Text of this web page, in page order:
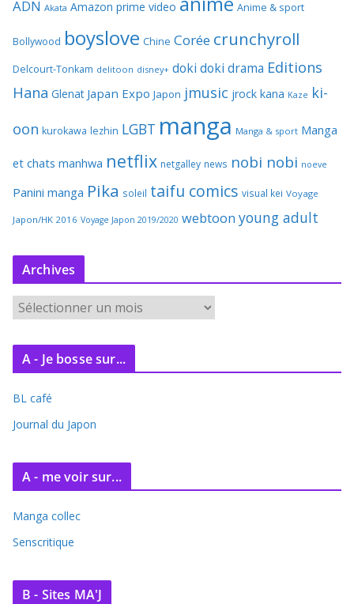
ADN Akata Amazon prime video Anime & sport
Bollywood boyslove Chine Corée crunchyroll
Delcourt-Tonkam delitoon disney+ doki doki drama Editions
Hana Glenat Japan Expo Japon jmusic jrock kana Kaze ki-
oon kurokawa lezhin LGBT manga Manga & sport Manga
et chats manhwa netflix netgalley news nobi nobi noeve
Panini manga Pika soleil taifu comics visual kei Voyage
Japon/HK 2016 Voyage Japon 2019/2020 webtoon young adult
Archives
r
c
v
e
A - Je bosse sur...
BL café
Journal du Japon
A - me voir sur...
Manga collec
Senscritique
B - Sites MA'J